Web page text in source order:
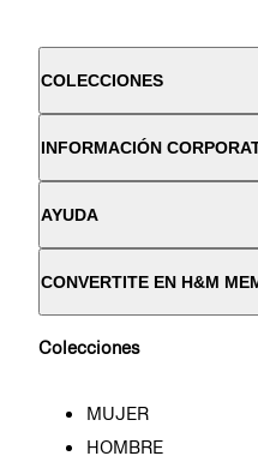
COLECCIONES
INFORMACIÓN
AYUDA
CONVERTITE EN H&M
Colecciones
MUJER
HOMBRE